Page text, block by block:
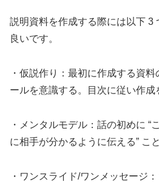
説明資料を作成する際には以下 3
良いです。
・仮説作り：最初に作成する資
ールを意識する。目次に従い作
・メンタルモデル：話の初めに “
に相手が分かるように伝える” こ
・ワンスライド/ワンメッセージ